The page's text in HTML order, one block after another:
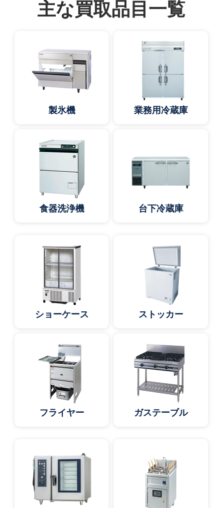
主な買取品目一覧
製氷機 業務用冷蔵庫
食器洗浄機 台下冷蔵庫
ショーケース ストッカー
フライヤー ガステーブル